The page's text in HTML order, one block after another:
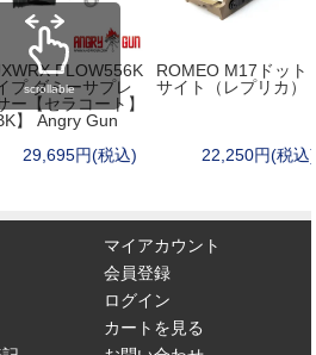
FLOW556K
プ ダミーサプレ
ー【セラコート】
】 Angry Gun
29,695円(税込)
ROMEO M17ドット
サイト（レプリカ）
22,250円(税込)
scrollable
マイアカウント
会員登録
ログイン
カートを見る